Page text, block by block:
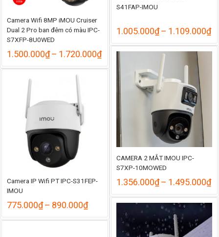
S41FAP-IMOU
1.005.000₫– 1.109.000₫
từ
Camera Wifi 8MP iMOU Cruiser
Dual 2 Pro ban đêm có màu IPC-
S7XFP-8U0WED
1.500.000₫– 1.720.000₫Khoảng
từ
1.500.000₫
1.720.000₫
CAMERA 2 MẮT IMOU IPC-
S7XP-10MOWED
1.356.000₫– 1.495.000₫
từ
Camera IP Wifi PT IPC-S31FEP-
IMOU
775.000₫– 890.000₫Khoảng
từ
775.000₫